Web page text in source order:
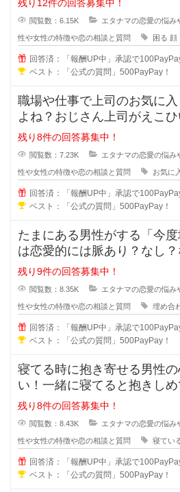
残り12件の回答募集中！
閲覧数：6.15K エタナマの恋愛の悩み
性や女性の特徴や恋の相談と質問 困る 顔
回答済：「報酬UP中」承認で
ベスト：「公式の質問」500PayPay！
職場や仕事で上司のお気に
よね？おじさん上司がえこ
事をしているのに褒められる
残り8件の回答募集中！
閲覧数：7.23K エタナマの恋愛の悩み
性や女性の特徴や恋の相談と質問 お気に
回答済：「報酬UP中」承認で
ベスト：「公式の質問」500PayPay！
たまにある男性がする「今度
は恋愛的には脈あり？なし
命だから埋め合わせをするの
残り9件の回答募集中！
閲覧数：8.35K エタナマの恋愛の悩み
性や女性の特徴や恋の相談と質問 埋め合
回答済：「報酬UP中」承認で
ベスト：「公式の質問」500PayPay！
寝てる時に抱き寄せる男性
い！一緒に寝てると抱きし
て無意識に彼女の事を抱き寄
残り8件の回答募集中！
閲覧数：8.43K エタナマの恋愛の悩み
性や女性の特徴や恋の相談と質問 寝てい
回答済：「報酬UP中」承認で
ベスト：「公式の質問」500PayPay！